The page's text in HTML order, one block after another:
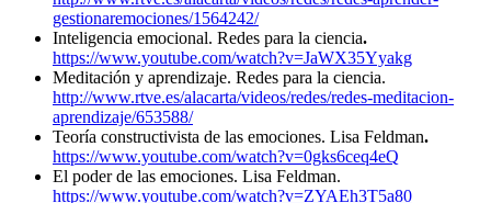
gestionaremociones/1564242/
Inteligencia emocional. Redes para la ciencia.
https://www.youtube.com/watch?v=JaWX35Yyakg
Meditación y aprendizaje. Redes para la ciencia.
http://www.rtve.es/alacarta/videos/redes/redes-meditacion-
aprendizaje/653588/
Teoría constructivista de las emociones. Lisa Feldman.
https://www.youtube.com/watch?v=0gks6ceq4eQ
El poder de las emociones. Lisa Feldman.
https://www.youtube.com/watch?v=ZYAEh3T5a80